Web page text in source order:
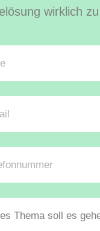
wirklich